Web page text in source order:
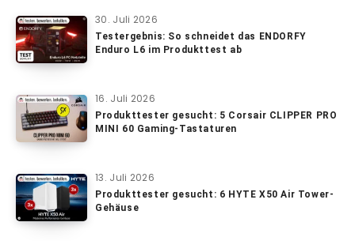
30. Juli 2026
Testergebnis: So schneidet das ENDORFY
Enduro L6 im Produkttest ab
16. Juli 2026
Produkttester gesucht: 5 Corsair CLIPPER PRO
MINI 60 Gaming-Tastaturen
13. Juli 2026
Produkttester gesucht: 6 HYTE X50 Air Tower-
Gehäuse